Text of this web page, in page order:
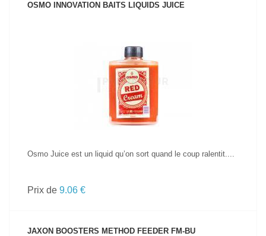
OSMO INNOVATION BAITS LIQUIDS JUICE
VOIR LE PRODUIT
Osmo Juice est un liquid qu’on sort quand le coup ralentit....
Prix de 9.06 €
JAXON BOOSTERS METHOD FEEDER FM-BU